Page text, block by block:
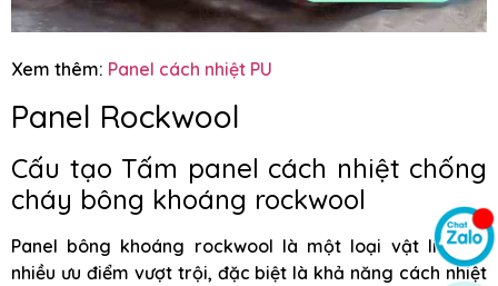
Xem thêm: Panel cách nhiệt PU
Panel Rockwool
Cấu tạo Tấm panel cách nhiệt chống
cháy bông khoáng rockwool
Panel bông khoáng rockwool là một loại vật liệu có
nhiều ưu điểm vượt trội, đặc biệt là khả năng cách nhiệt